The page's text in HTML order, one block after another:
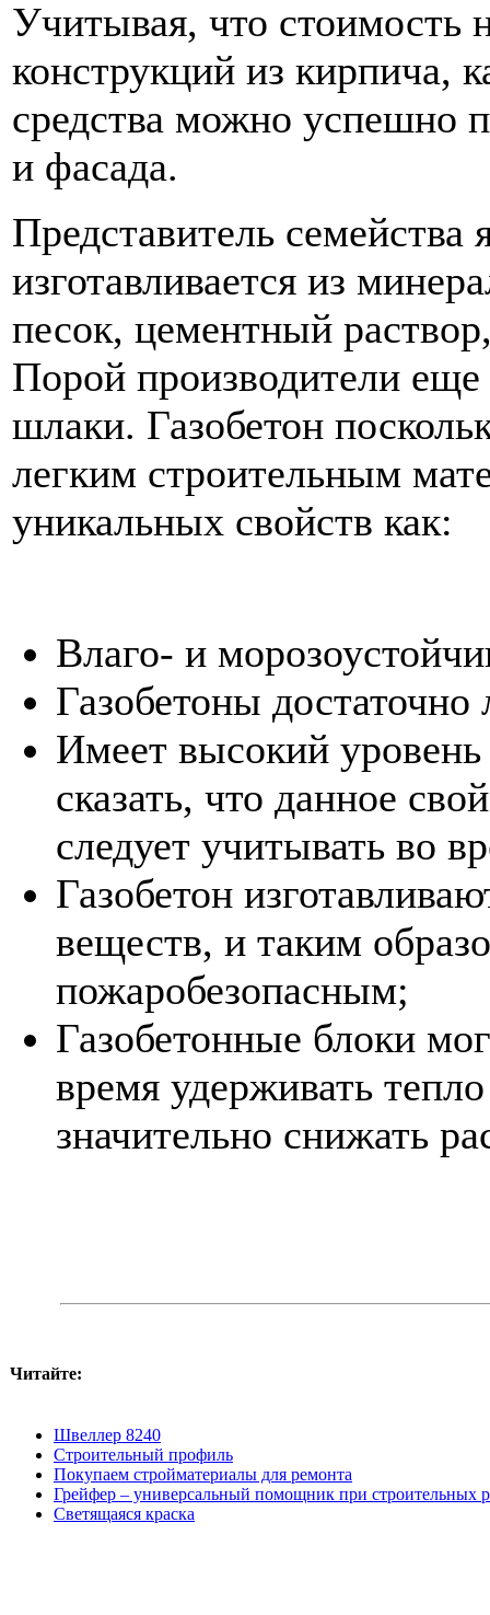
Учитывая, что стоимость
конструкций из кирпича,
средства можно успешно
и фасада.
Представитель семейства
изготавливается из
песок, цементный
Порой производители
шлаки. Газобетон
легким строительным
уникальных свойств как:
Влаго- и
Газобетоны достаточно
Имеет высокий
сказать, что данное
следует учитывать во
Газобетон
веществ, и таким
пожаробезопасным;
Газобетонные блоки
время удерживать
значительно снижать
Читайте:
Швеллер 8240
Строительный профиль
Покупаем стройматериалы для ремонта
Грейфер – универсальный помощник при строительных
Светящаяся краска